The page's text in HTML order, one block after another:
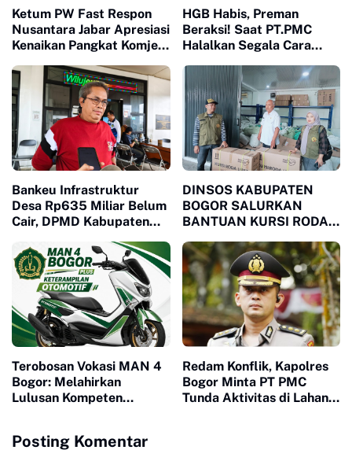
Ketum PW Fast Respon
Nusantara Jabar Apresiasi
Kenaikan Pangkat Komjen
Humanis dan Mitra
Strategis Media
HGB Habis, Preman
Beraksi! Saat PT.PMC
Halalkan Segala Cara
Depan Penguasa yang
Bungkam
Bankeu Infrastruktur
Desa Rp635 Miliar Belum
Cair, DPMD Kabupaten
Segera Ajukan
Permohonan
DINSOS KABUPATEN
BOGOR SALURKAN
BANTUAN KURSI RODA
JAWAB KEBUTUHAN
WARGA MEGAMENDUNG
DAN CIOMAS
Terobosan Vokasi MAN 4
Bogor: Melahirkan
Lulusan Kompeten
Redam Konflik, Kapolres
Bogor Minta PT PMC
Tunda Aktivitas di Lahan
Posting Komentar